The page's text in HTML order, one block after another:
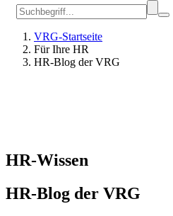
VRG-Startseite
Für Ihre HR
HR-Blog der VRG
HR-Wissen
HR-Blog der VRG